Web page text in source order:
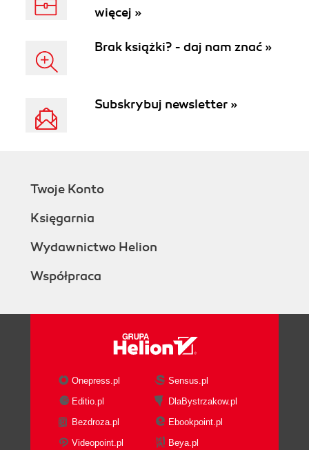
więcej »
Brak książki? - daj nam znać »
Subskrybuj newsletter »
Twoje Konto
Księgarnia
Wydawnictwo Helion
Współpraca
Onepress.pl
Sensus.pl
Editio.pl
DlaBystrzakow.pl
Bezdroza.pl
Ebookpoint.pl
Videopoint.pl
Beya.pl